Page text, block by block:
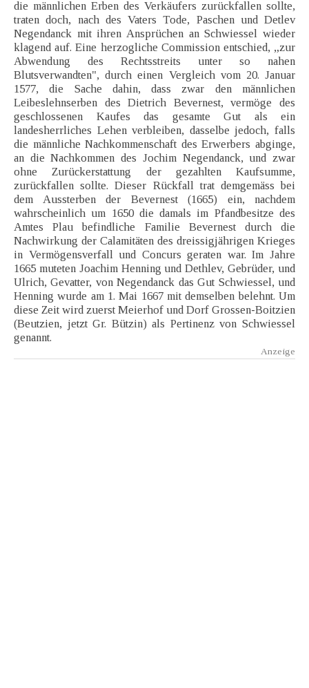
die männlichen Erben des Verkäufers zurückfallen sollte,
traten doch, nach des Vaters Tode, Paschen und Detlev
Negendanck mit ihren Ansprüchen an Schwiessel wieder
klagend auf. Eine herzogliche Commission entschied, „zur
Abwendung des Rechtsstreits unter so nahen
Blutsverwandten", durch einen Vergleich vom 20. Januar
1577, die Sache dahin, dass zwar den männlichen
Leibeslehnserben des Dietrich Bevernest, vermöge des
geschlossenen Kaufes das gesamte Gut als ein
landesherrliches Lehen verbleiben, dasselbe jedoch, falls
die männliche Nachkommenschaft des Erwerbers abginge,
an die Nachkommen des Jochim Negendanck, und zwar
ohne Zurückerstattung der gezahlten Kaufsumme,
zurückfallen sollte. Dieser Rückfall trat demgemäss bei
dem Aussterben der Bevernest (1665) ein, nachdem
wahrscheinlich um 1650 die damals im Pfandbesitze des
Amtes Plau befindliche Familie Bevernest durch die
Nachwirkung der Calamitäten des dreissigjährigen Krieges
in Vermögensverfall und Concurs geraten war. Im Jahre
1665 muteten Joachim Henning und Dethlev, Gebrüder, und
Ulrich, Gevatter, von Negendanck das Gut Schwiessel, und
Henning wurde am 1. Mai 1667 mit demselben belehnt. Um
diese Zeit wird zuerst Meierhof und Dorf Grossen-Boitzien
(Beutzien, jetzt Gr. Bützin) als Pertinenz von Schwiessel
genannt.